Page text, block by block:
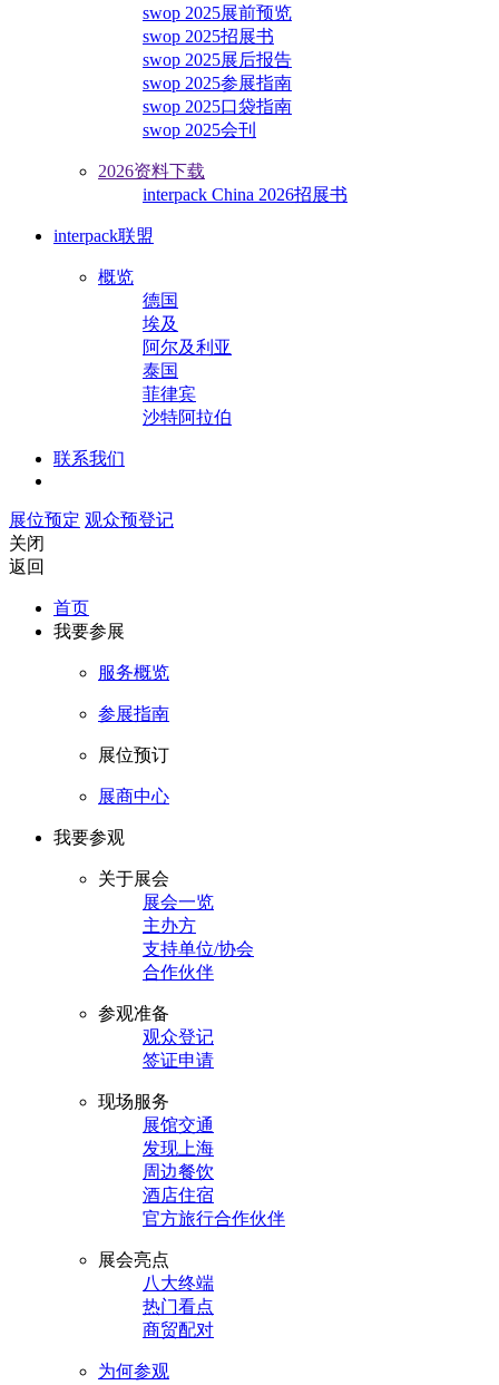
swop 2025展前预览
swop 2025招展书
swop 2025展后报告
swop 2025参展指南
swop 2025口袋指南
swop 2025会刊
2026资料下载
interpack China 2026招展书
interpack联盟
概览
德国
埃及
阿尔及利亚
泰国
菲律宾
沙特阿拉伯
联系我们
展位预定 观众预登记
关闭
返回
首页
我要参展
服务概览
参展指南
展位预订
展商中心
我要参观
关于展会
展会一览
主办方
支持单位/协会
合作伙伴
参观准备
观众登记
签证申请
现场服务
展馆交通
发现上海
周边餐饮
酒店住宿
官方旅行合作伙伴
展会亮点
八大终端
热门看点
商贸配对
为何参观